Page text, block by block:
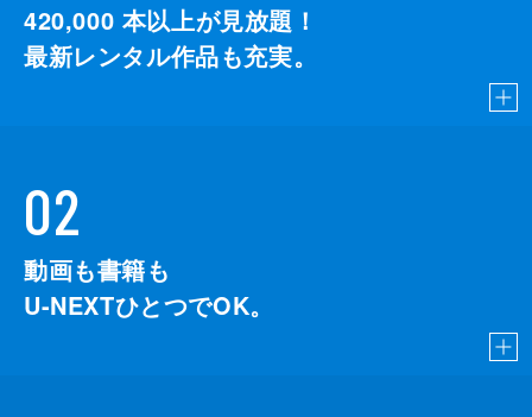
420,000 本以上が見放題！
最新レンタル作品も充実。
02
動画も書籍も
U-NEXTひとつでOK。